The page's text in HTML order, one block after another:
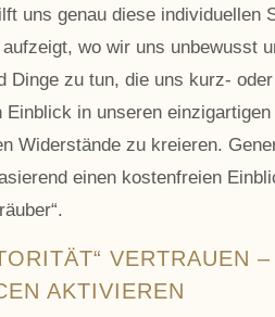
uns genau diese
wo wir uns unbewusst
Dinge zu tun, die uns kurz-
in unseren
Widerstände zu kreieren.
einen kostenfreien
VERTRAUEN
AKTIVIEREN